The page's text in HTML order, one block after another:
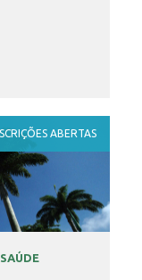
ABERTAS